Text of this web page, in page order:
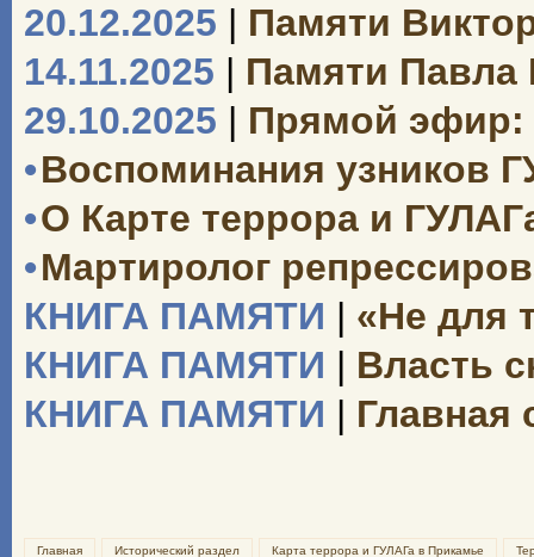
20.12.2025 | Памяти
14.11.2025 | Памяти Павла
29.10.2025 | Прямой эфир:
•Воспоминания узников
•О Карте террора и
•Мартиролог
КНИГА ПАМЯТИ | «Не для
КНИГА ПАМЯТИ | Власть
КНИГА ПАМЯТИ | Главная
Главная Исторический раздел Карта террора и ГУЛАГа в Прикамье